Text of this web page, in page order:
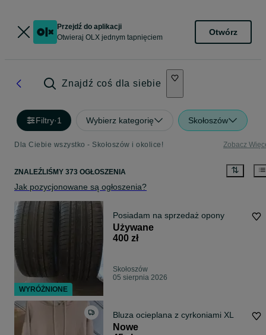
Przejdź do aplikacji
Otwieraj OLX jednym tapnięciem
Otwórz
Znajdź coś dla siebie
Filtry·1 Wybierz kategorię Skołoszów
Dla Ciebie wszystko - Skołoszów i okolice! Zobacz
ZNALEŹLIŚMY 373 OGŁOSZENIA
Jak pozycjonowane są ogłoszenia?
Posiadam na sprzedaż opony
Używane
400 zł
Skołoszów
05 sierpnia 2026
Bluza ocieplana z cyrkoniami XL
Nowe
WYRÓŻNIONE